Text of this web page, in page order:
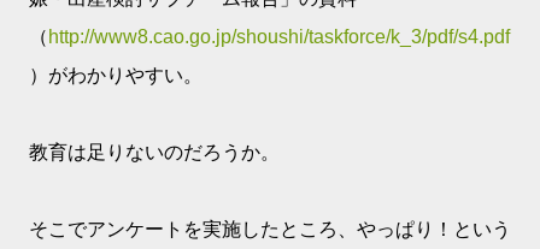
（ http://www8.cao.go.jp/shoushi/taskforce/k_3/pdf/s4.pdf
）がわかりやすい。
教育は足りないのだろうか。
そこでアンケートを実施したところ、やっぱり！という